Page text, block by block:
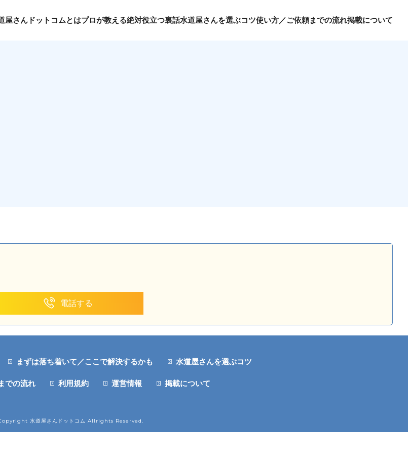
屋さんドットコムとはプロが教える絶対役立つ裏話水道屋さんを選ぶコツ使い方／ご依頼までの流れ掲載について
電話する
まずは落ち着いて／ここで解決するかも 水道屋さんを選ぶコツ
での流れ 利用規約 運営情報 掲載について
水道屋さんドットコム Allrights Reserved.